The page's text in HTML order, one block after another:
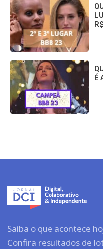
É
Saiba o que acontece
Confira resultados de